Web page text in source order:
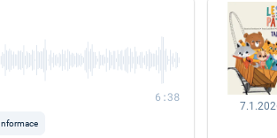
6:38
Informace